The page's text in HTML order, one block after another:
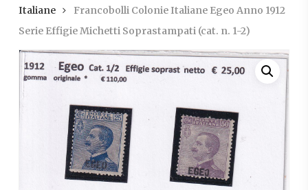
Italiane
Francobolli Colonie Italiane Egeo Anno 1912
Serie Effigie Michetti Soprastampati (cat. n. 1-2)